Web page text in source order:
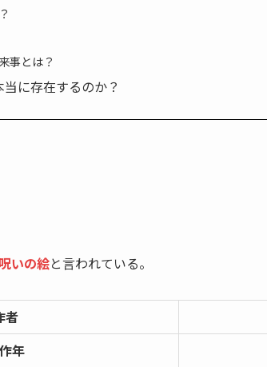
事とは？
に存在するのか？
いの絵と言われている。
者
年